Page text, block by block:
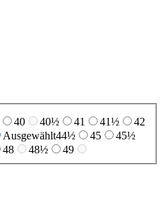
40 40½ 41 41½
42
Ausgewählt44½ 45
45½
48 48½
49